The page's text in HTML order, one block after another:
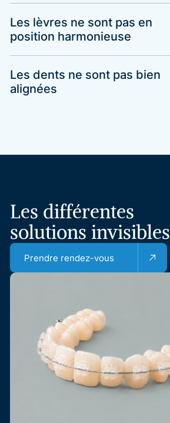
Les lèvres ne sont pas en
position harmonieuse
Les dents ne sont pas bien
alignées
Les différentes
solutions invisibles
Prendre rendez-vous